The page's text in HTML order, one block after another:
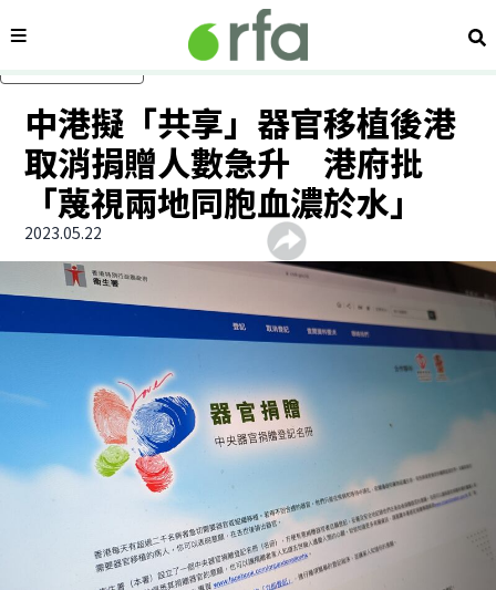
內容分類 搜
中港擬「共享」器官移植後港
取消捐贈人數急升 港府批
「蔑視兩地同胞血濃於水」
2023.05.22